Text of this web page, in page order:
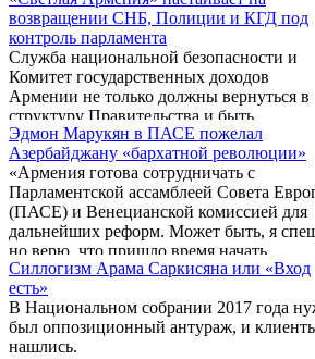
партии власти. Так прокомментировали
"ГА" депутаты двух оппозиционных
парламентских фракций инициированное
властями публичное обсуждение
искусственных, надуманных тем типа
изменения гимна, флага, герба.
Парламентские оппозиционеры, в
от внепарламентских сил и
деятелей, ...
возвращении СНБ, Полиции и КГД под
контроль парламента
Служба национальной безопасности и
Комитет государственных доходов
Армении не только должны вернуться в
структуру Правительства и быть
подотчетными Национальному
но и из СНБ и КГД должны быть
следственные органы. Об этом написал
своей странице в «Facebook»
парламентской фракции партии «Светлая
Армения» Эдмон Марукян.
Эдмон Марукян в ПАСЕ пожелал
Азербайджану «бархатной революции»
«Армения готова сотрудничать с
Парламентской ассамблеей Совета
(ПАСЕ) и Венецианской комиссией для
дальнейших реформ. Может быть, я
но верю, что пришло время начать
постмониторинговый диалог с
Мы верим, что демократические
Армении делают возможной такую
просьбу», – сказал в своем выступлении
зимней сессии ПАСЕ член армянской
Силлогизм Арама Саркисяна или «Вход
есть»
В Национальном собрании 2017 года
был оппозиционный антураж, и
нашлись.